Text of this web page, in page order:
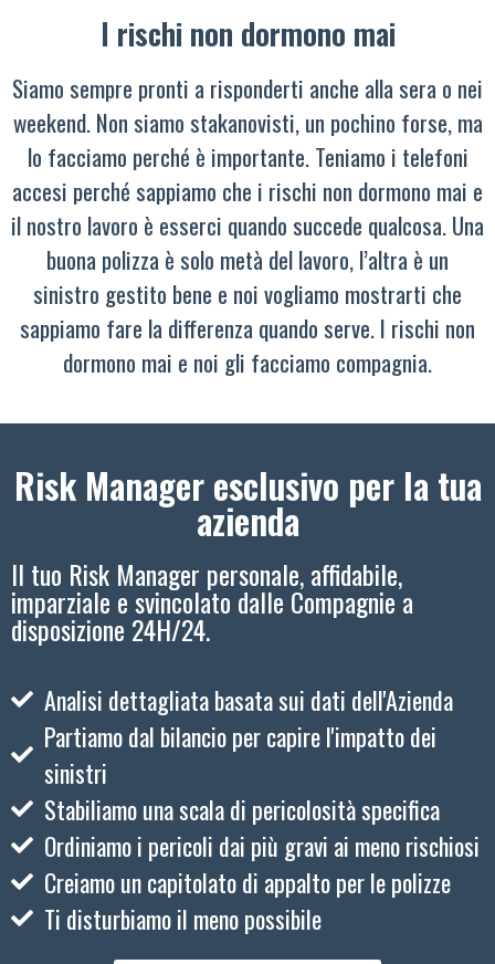
I rischi non dormono mai
Siamo sempre pronti a risponderti anche alla sera o nei
weekend. Non siamo stakanovisti, un pochino forse, ma
lo facciamo perché è importante. Teniamo i telefoni
accesi perché sappiamo che i rischi non dormono mai e
il nostro lavoro è esserci quando succede qualcosa. Una
buona polizza è solo metà del lavoro, l’altra è un
sinistro gestito bene e noi vogliamo mostrarti che
sappiamo fare la differenza quando serve. I rischi non
dormono mai e noi gli facciamo compagnia.
Risk Manager esclusivo per la tua
azienda
Il tuo Risk Manager personale, affidabile,
imparziale e svincolato dalle Compagnie a
disposizione 24H/24.
Analisi dettagliata basata sui dati dell'Azienda
Partiamo dal bilancio per capire l'impatto dei
sinistri
Stabiliamo una scala di pericolosità specifica
Ordiniamo i pericoli dai più gravi ai meno rischiosi
Creiamo un capitolato di appalto per le polizze
Ti disturbiamo il meno possibile